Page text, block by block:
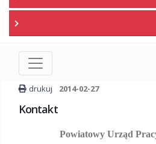
drukuj 2014-02-27
Kontakt
Powiatowy Urząd